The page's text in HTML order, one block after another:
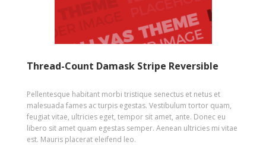
Thread-Count Damask Stripe Reversible
Pellentesque habitant morbi tristique senectus et netus et
malesuada fames ac turpis egestas. Vestibulum tortor quam,
feugiat vitae, ultricies eget, tempor sit amet, ante. Donec eu
libero sit amet quam egestas semper. Aenean ultricies mi vitae
est. Mauris placerat eleifend leo.